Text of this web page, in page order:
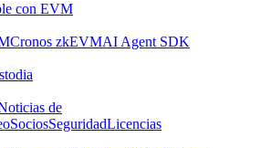
con EVM
Cronos zkEVMAI Agent SDK
de
SociosSeguridadLicencias